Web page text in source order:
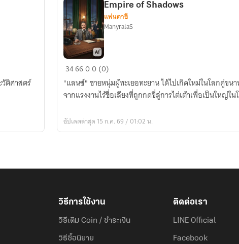
Empire
Shadows
Empire of Shadows
แฟนตาซี
ManyralaS
346600 (0)
"แลนซ์" ชายหนุ่มผู้ทะเยอทะยาน ได้ไปเกิดใหม่ในโลกคู่ขน
จากแรงงานไร้ชื่อเสียงที่ถูกกดขี่สู่การไต่เต้าเพื่อเป็นใหญ่ใ
อัปเดตล่าสุด 15 ก.ค. 69 / 01:02 น.
วิธีการใช้งาน
วิธีเติม Coin / ชำระเงิน
วิธีซื้อนิยาย
ติดต่อเรา
LINE Official
Facebook